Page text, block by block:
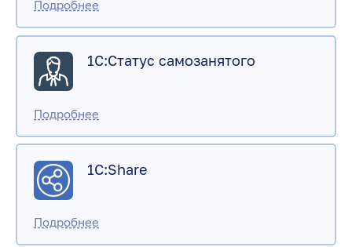
1С:Статус самозанятого
1С:Share